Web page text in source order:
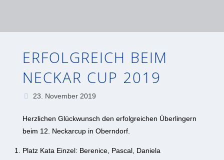
ERFOLGREICH BEIM
NECKAR CUP 2019
23. November 2019
Herzlichen Glückwunsch den erfolgreichen Überlingern
beim 12. Neckarcup in Oberndorf.
Platz Kata Einzel: Berenice, Pascal, Daniela